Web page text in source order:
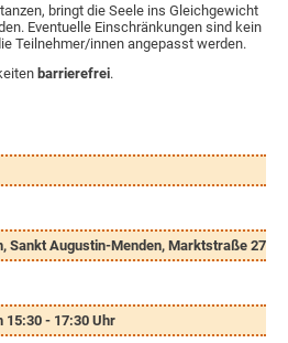
bringt die Seele ins Gleichgewicht
Eventuelle Einschränkungen sind kein
Teilnehmer/innen angepasst werden.
barrierefrei.
Sankt Augustin-Menden, Marktstraße 27
- 17:30 Uhr